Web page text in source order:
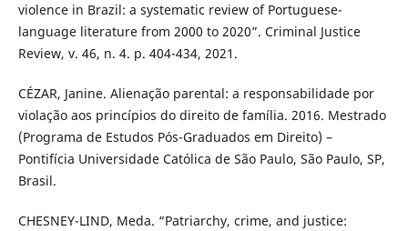
violence in Brazil: a systematic review of Portuguese-
language literature from 2000 to 2020”. Criminal Justice
Review, v. 46, n. 4. p. 404-434, 2021.
CÉZAR, Janine. Alienação parental: a responsabilidade por
violação aos princípios do direito de família. 2016. Mestrado
(Programa de Estudos Pós-Graduados em Direito) –
Pontifícia Universidade Católica de São Paulo, São Paulo, SP,
Brasil.
CHESNEY-LIND, Meda. “Patriarchy, crime, and justice: